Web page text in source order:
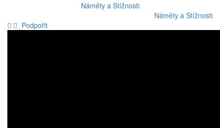
Náměty a Stížnosti
Náměty a Stížnosti
Podpořit